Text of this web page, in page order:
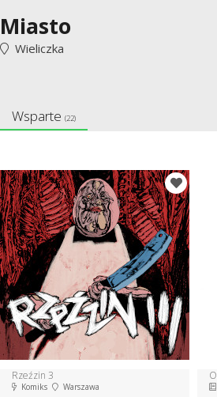
Miasto
Wieliczka
Wsparte (22)
Rzeźzin 3
Komiks Warszawa